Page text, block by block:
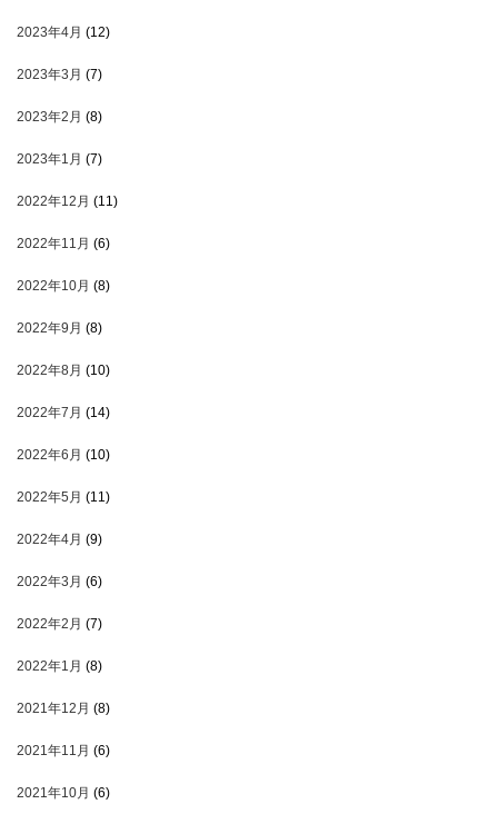
2023年4月 (12)
2023年3月 (7)
2023年2月 (8)
2023年1月 (7)
2022年12月 (11)
2022年11月 (6)
2022年10月 (8)
2022年9月 (8)
2022年8月 (10)
2022年7月 (14)
2022年6月 (10)
2022年5月 (11)
2022年4月 (9)
2022年3月 (6)
2022年2月 (7)
2022年1月 (8)
2021年12月 (8)
2021年11月 (6)
2021年10月 (6)